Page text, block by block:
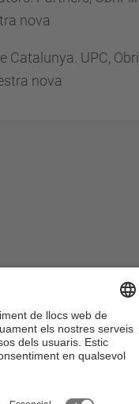
de privadesa